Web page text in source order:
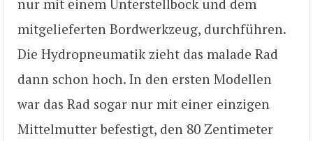
nur mit einem Unterstellbock und dem
mitgelieferten Bordwerkzeug, durchführen.
Die Hydropneumatik zieht das malade Rad
dann schon hoch. In den ersten Modellen
war das Rad sogar nur mit einer einzigen
Mittelmutter befestigt, den 80 Zentimeter